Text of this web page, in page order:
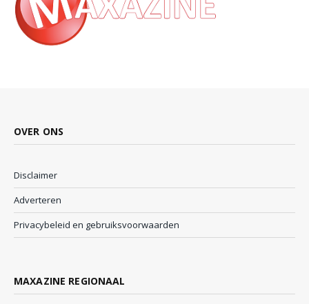
OVER ONS
Disclaimer
Adverteren
Privacybeleid en gebruiksvoorwaarden
MAXAZINE REGIONAAL